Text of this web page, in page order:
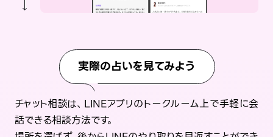
実際の占いを見てみよう
チャット相談は、LINEアプリのトークルーム上で手軽に会
話できる相談方法です。